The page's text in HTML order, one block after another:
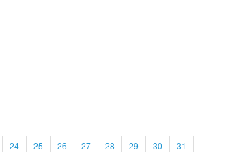
24 25 26 27 28 29 30
31